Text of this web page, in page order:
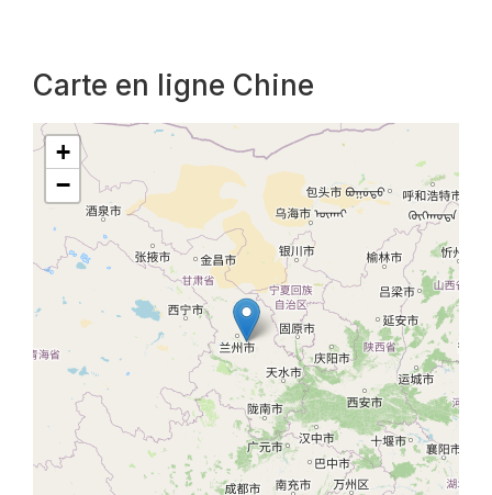
Carte en ligne Chine
+
−